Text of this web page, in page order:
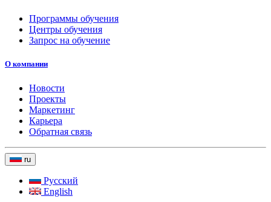
Программы обучения
Центры обучения
Запрос на обучение
О компании
Новости
Проекты
Маркетинг
Карьера
Обратная связь
ru
Русский
English